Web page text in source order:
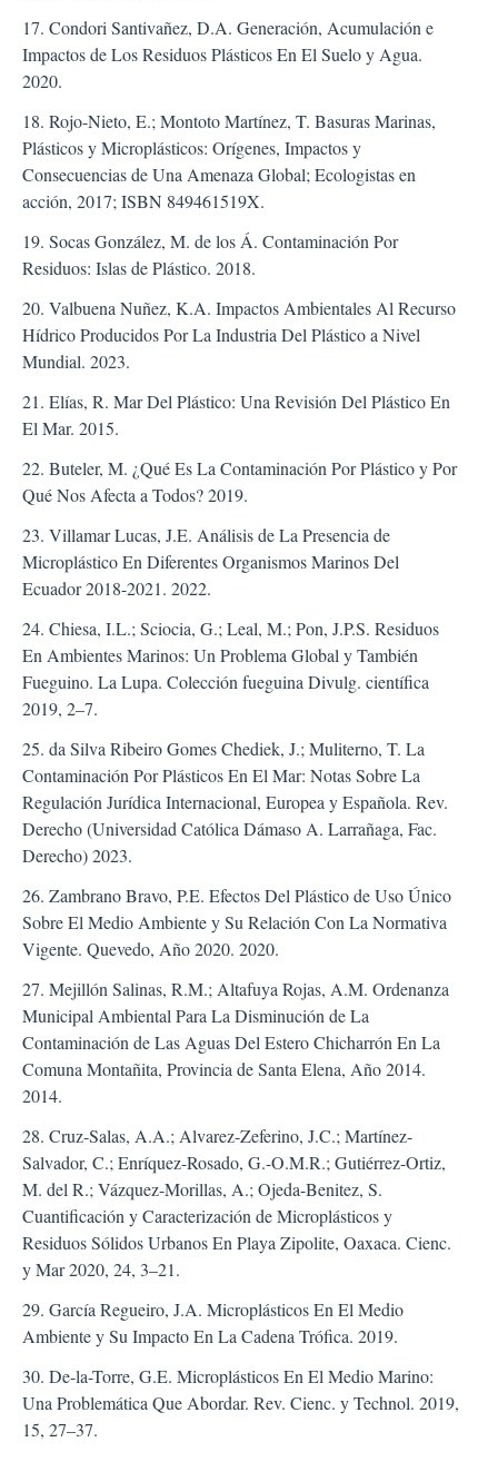
17. Condori Santivañez, D.A. Generación, Acumulación e
Impactos de Los Residuos Plásticos En El Suelo y Agua.
2020.
18. Rojo-Nieto, E.; Montoto Martínez, T. Basuras Marinas,
Plásticos y Microplásticos: Orígenes, Impactos y
Consecuencias de Una Amenaza Global; Ecologistas en
acción, 2017; ISBN 849461519X.
19. Socas González, M. de los Á. Contaminación Por
Residuos: Islas de Plástico. 2018.
20. Valbuena Nuñez, K.A. Impactos Ambientales Al Recurso
Hídrico Producidos Por La Industria Del Plástico a Nivel
Mundial. 2023.
21. Elías, R. Mar Del Plástico: Una Revisión Del Plástico En
El Mar. 2015.
22. Buteler, M. ¿Qué Es La Contaminación Por Plástico y Por
Qué Nos Afecta a Todos? 2019.
23. Villamar Lucas, J.E. Análisis de La Presencia de
Microplástico En Diferentes Organismos Marinos Del
Ecuador 2018-2021. 2022.
24. Chiesa, I.L.; Sciocia, G.; Leal, M.; Pon, J.P.S. Residuos
En Ambientes Marinos: Un Problema Global y También
Fueguino. La Lupa. Colección fueguina Divulg. científica
2019, 2–7.
25. da Silva Ribeiro Gomes Chediek, J.; Muliterno, T. La
Contaminación Por Plásticos En El Mar: Notas Sobre La
Regulación Jurídica Internacional, Europea y Española. Rev.
Derecho (Universidad Católica Dámaso A. Larrañaga, Fac.
Derecho) 2023.
26. Zambrano Bravo, P.E. Efectos Del Plástico de Uso Único
Sobre El Medio Ambiente y Su Relación Con La Normativa
Vigente. Quevedo, Año 2020. 2020.
27. Mejillón Salinas, R.M.; Altafuya Rojas, A.M. Ordenanza
Municipal Ambiental Para La Disminución de La
Contaminación de Las Aguas Del Estero Chicharrón En La
Comuna Montañita, Provincia de Santa Elena, Año 2014.
2014.
28. Cruz-Salas, A.A.; Alvarez-Zeferino, J.C.; Martínez-
Salvador, C.; Enríquez-Rosado, G.-O.M.R.; Gutiérrez-Ortiz,
M. del R.; Vázquez-Morillas, A.; Ojeda-Benitez, S.
Cuantificación y Caracterización de Microplásticos y
Residuos Sólidos Urbanos En Playa Zipolite, Oaxaca. Cienc.
y Mar 2020, 24, 3–21.
29. García Regueiro, J.A. Microplásticos En El Medio
Ambiente y Su Impacto En La Cadena Trófica. 2019.
30. De-la-Torre, G.E. Microplásticos En El Medio Marino:
Una Problemática Que Abordar. Rev. Cienc. y Technol. 2019,
15, 27–37.